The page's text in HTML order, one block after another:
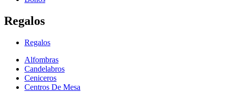
Regalos
Regalos
Alfombras
Candelabros
Ceniceros
Centros De Mesa